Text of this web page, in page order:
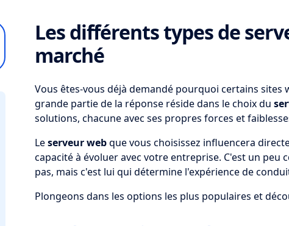
Les différents types de
marché
Vous êtes-vous déjà demandé pourquoi certains
grande partie de la réponse réside dans le choix du
solutions, chacune avec ses propres forces et
Leserveur webque vous choisissez influencera
capacité à évoluer avec votre entreprise. C'est un
pas, mais c'est lui qui détermine l'expérience de
Plongeons dans les options les plus populaires et